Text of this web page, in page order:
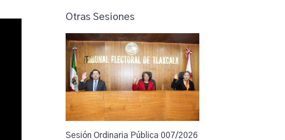
Otras Sesiones
Sesión Ordinaria Pública 007/2026